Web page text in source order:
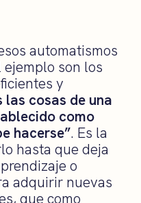
automatismos
son los
y
las cosas de una
como
hacerse”. Es la
hasta que deja
o
adquirir nuevas
que como